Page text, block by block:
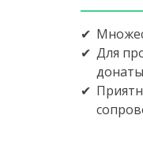
Для
донаты